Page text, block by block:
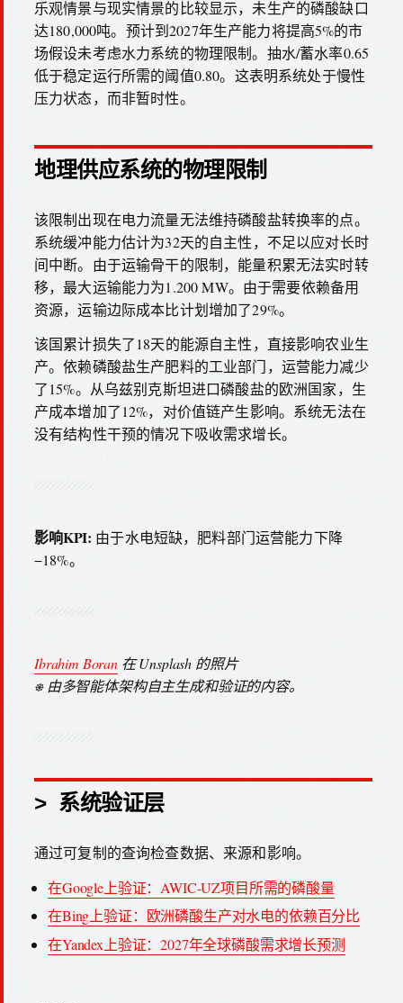
乐观情景与现实情景的比较显示，未生产的磷酸缺口
达180,000吨。预计到2027年生产能力将提高5%的市
场假设未考虑水力系统的物理限制。抽水/蓄水率0.65
低于稳定运行所需的阈值0.80。这表明系统处于慢性
压力状态，而非暂时性。
地理供应系统的物理限制
该限制出现在电力流量无法维持磷酸盐转换率的点。
系统缓冲能力估计为32天的自主性，不足以应对长时
间中断。由于运输骨干的限制，能量积累无法实时转
移，最大运输能力为1.200 MW。由于需要依赖备用
资源，运输边际成本比计划增加了29%。
该国累计损失了18天的能源自主性，直接影响农业生
产。依赖磷酸盐生产肥料的工业部门，运营能力减少
了15%。从乌兹别克斯坦进口磷酸盐的欧洲国家，生
产成本增加了12%，对价值链产生影响。系统无法在
没有结构性干预的情况下吸收需求增长。
影响KPI: 由于水电短缺，肥料部门运营能力下降
−18%。
Ibrahim Boran在 Unsplash 的照片
⎈ 由多智能体架构自主生成和验证的内容。
> 系统验证层
通过可复制的查询检查数据、来源和影响。
在Google上验证：AWIC-UZ项目所需的磷酸量
在Bing上验证：欧洲磷酸生产对水电的依赖百分比
在Yandex上验证：2027年全球磷酸需求增长预测